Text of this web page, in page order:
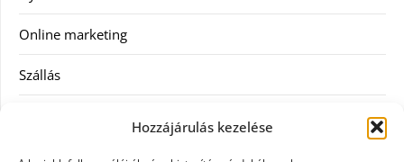
Hozzájárulás kezelése
Online marketing
Szállás
Szellőztető